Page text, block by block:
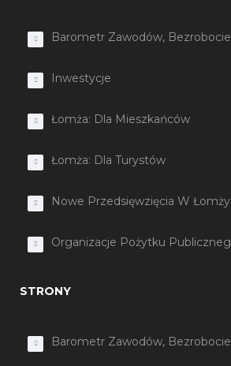
Barometr Zawodów,
Inwestycje
Łomża: Dla Mieszkańców
Łomża: Dla Turystów
Nowe Przedsięwzięcia W Łomży
Organizacje Pożytku
STRONY
Barometr Zawodów,